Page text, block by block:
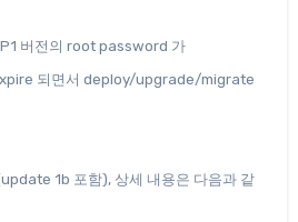
버전의 root password 가
되면서 deploy/upgrade/migrate
1b 포함), 상세 내용은 다음과 같